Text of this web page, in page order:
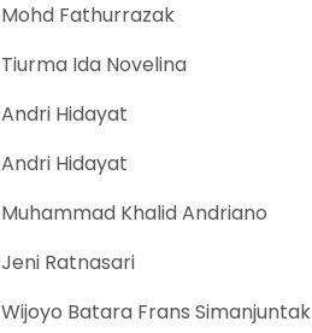
Mohd Fathurrazak
Tiurma Ida Novelina
Andri Hidayat
Andri Hidayat
Muhammad Khalid Andriano
Jeni Ratnasari
Wijoyo Batara Frans Simanjuntak